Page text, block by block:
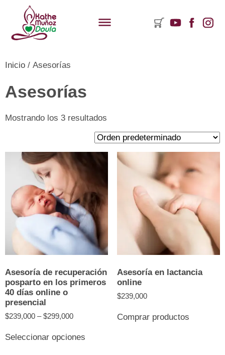
Inicio / Asesorías
Asesorías
Mostrando los 3 resultados
Asesoría de recuperación
posparto en los primeros
40 días online o
presencial
$239,000 –$299,000
Seleccionar opciones
Asesoría en lactancia
online
$239,000
Comprar productos